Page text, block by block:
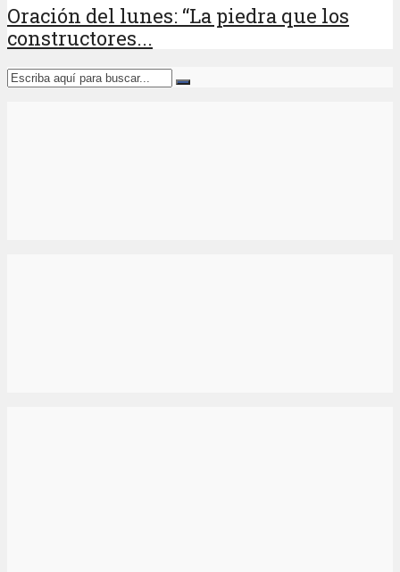
Oración del lunes: “La piedra que los
constructores...